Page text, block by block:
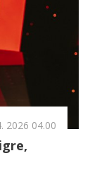
2026 04.00